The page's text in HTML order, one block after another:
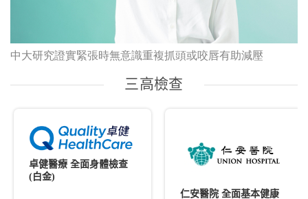
中大研究證實緊張時無意識重複抓頭或咬唇有助減壓